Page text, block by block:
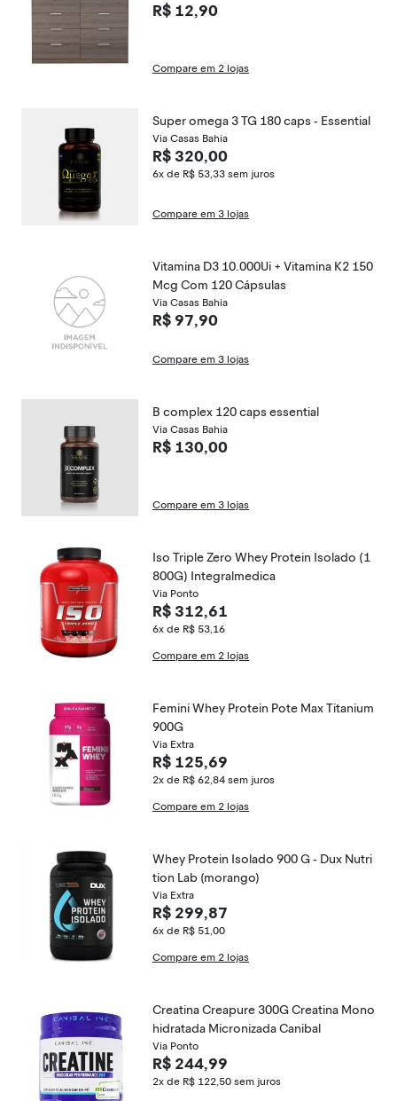
R$ 12,90
Compare em 2 lojas
Super omega 3 TG 180 caps - Essential
Via Casas Bahia
R$ 320,00
6x de R$ 53,33 sem juros
Compare em 3 lojas
Vitamina D3 10.000Ui + Vitamina K2 150
Mcg Com 120 Cápsulas
Via Casas Bahia
R$ 97,90
Compare em 3 lojas
B complex 120 caps essential
Via Casas Bahia
R$ 130,00
Compare em 3 lojas
Iso Triple Zero Whey Protein Isolado (1
800G) Integralmedica
Via Ponto
R$ 312,61
6x de R$ 53,16
Compare em 2 lojas
Femini Whey Protein Pote Max Titanium
900G
Via Extra
R$ 125,69
2x de R$ 62,84 sem juros
Compare em 2 lojas
Whey Protein Isolado 900 G - Dux Nutri
tion Lab (morango)
Via Extra
R$ 299,87
6x de R$ 51,00
Compare em 2 lojas
Creatina Creapure 300G Creatina Mono
hidratada Micronizada Canibal
Via Ponto
R$ 244,99
2x de R$ 122,50 sem juros